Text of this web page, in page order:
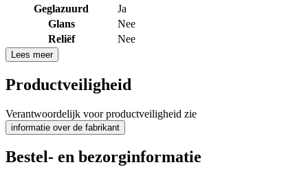
Geglazuurd
Ja
Glans
Nee
Reliëf
Nee
Lees meer
Productveiligheid
Verantwoordelijk voor productveiligheid zie
informatie over de fabrikant
Bestel- en bezorginformatie